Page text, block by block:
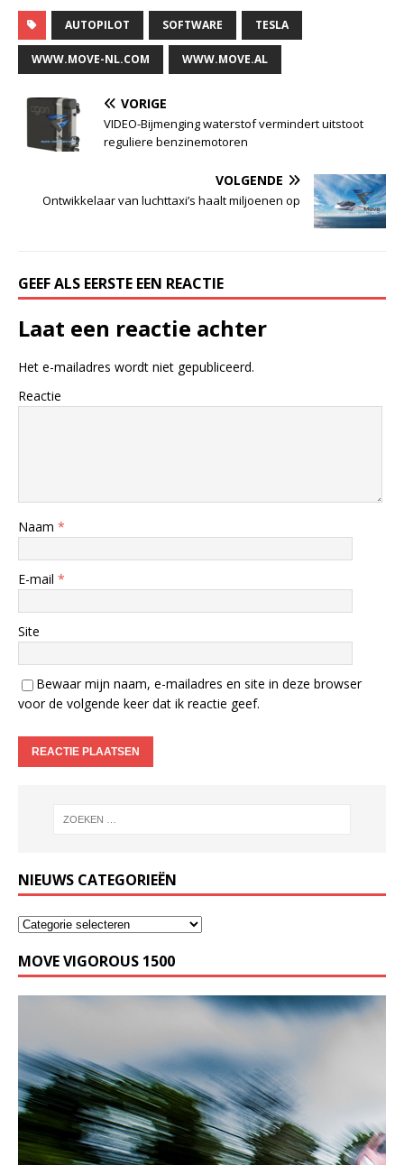
AUTOPILOT SOFTWARE TESLA
WWW.MOVE-NL.COM WWW.MOVE.AL
VORIGE
VIDEO-Bijmenging waterstof vermindert uitstoot
reguliere benzinemotoren
VOLGENDE
Ontwikkelaar van luchttaxi’s haalt miljoenen op
GEEF ALS EERSTE EEN REACTIE
Laat een reactie achter
Het e-mailadres wordt niet gepubliceerd.
Reactie
Naam *
E-mail *
Site
Bewaar mijn naam, e-mailadres en site in deze browser
voor de volgende keer dat ik reactie geef.
NIEUWS CATEGORIEËN
MOVE VIGOROUS 1500